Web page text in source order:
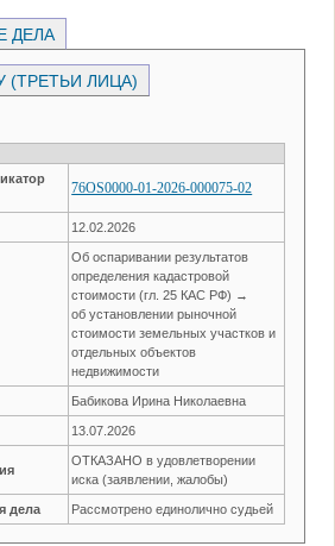
ДЕЛА
(ТРЕТЬИ ЛИЦА)
76OS0000-01-2026-000075-02
12.02.2026
Об оспаривании результатов
определения кадастровой
стоимости (гл. 25 КАС РФ) →
об установлении рыночной
стоимости земельных участков и
отдельных объектов
недвижимости
Бабикова Ирина Николаевна
13.07.2026
ОТКАЗАНО в удовлетворении
иска (заявлении, жалобы)
дела Рассмотрено единолично судьей